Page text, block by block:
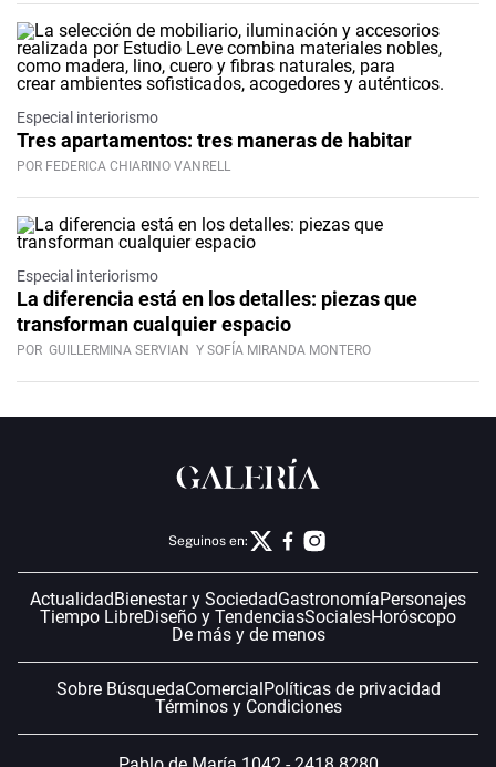
Especial interiorismo
Tres apartamentos: tres maneras de habitar
POR FEDERICA CHIARINO VANRELL
Especial interiorismo
La diferencia está en los detalles: piezas que
transforman cualquier espacio
POR GUILLERMINA SERVIAN Y SOFÍA MIRANDA MONTERO
Seguinos en:
Actualidad Bienestar y SociedadGastronomíaPersonajes
Tiempo LibreDiseño y TendenciasSocialesHoróscopo
De más y de menos
Sobre BúsquedaComercial Políticas de privacidad
Términos y Condiciones